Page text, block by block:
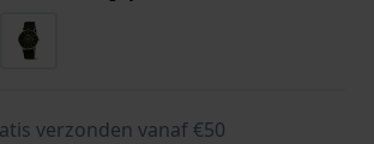
verzonden vanaf €50